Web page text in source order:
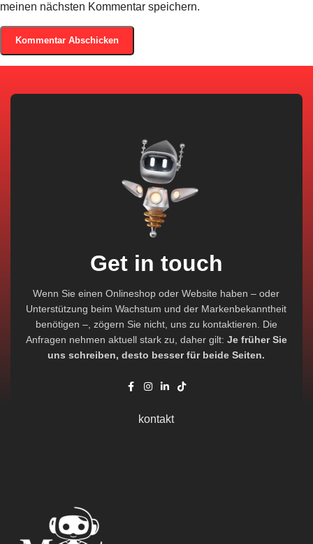
meinen nächsten Kommentar speichern.
Get in touch
Wenn Sie einen Onlineshop oder Website haben – oder
Unterstützung beim Wachstum und der Markenbekanntheit
benötigen –, zögern Sie nicht, uns zu kontaktieren. Die
Anfragen nehmen aktuell stark zu, daher gilt: Je früher Sie
uns schreiben, desto besser für beide Seiten.
kontakt